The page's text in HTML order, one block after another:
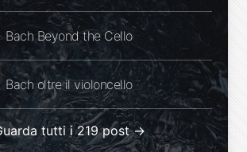
Bach Beyond the Cello
Bach oltre il violoncello
tutti i 219 post →